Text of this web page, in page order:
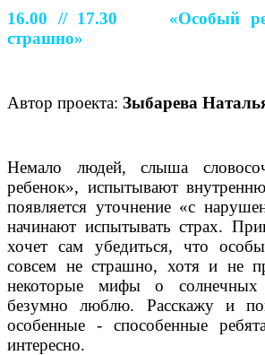
16.00 // 17.30
«Особый
страшно»
Автор проекта: Зыбарева
Немало людей, слыша
ребенок», испытывают
появляется уточнение «с
начинают испытывать страх.
хочет сам убедиться, что
совсем не страшно, хотя и не
некоторые мифы о солнечных
безумно люблю. Расскажу и
особенные - способенные
интересно.